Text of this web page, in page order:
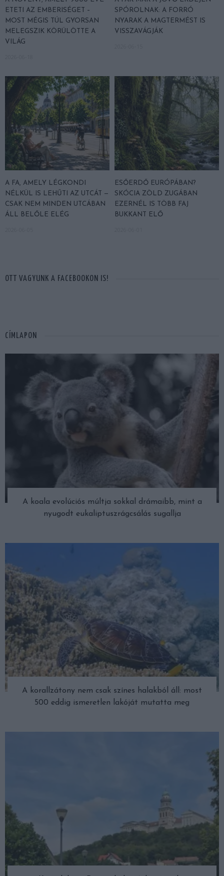
ETETI AZ EMBERISÉGET –
MOST MÉGIS TÚL GYORSAN
MELEGSZIK KÖRÜLÖTTE A
VILÁG
SPÓROLNAK: A FORRÓ
NYARAK A MAGTERMÉST IS
VISSZAVÁGJÁK
A FA, AMELY LÉGKONDI
NÉLKÜL IS LEHŰTI AZ UTCÁT —
CSAK NEM MINDEN UTCÁBAN
ÁLL BELŐLE ELÉG
ESŐERDŐ EURÓPÁBAN?
SKÓCIA ZÖLD ZUGÁBAN
EZERNÉL IS TÖBB FAJ
BUKKANT ELŐ
OTT VAGYUNK A FACEBOOKON IS!
CÍMLAPON
A koala evolúciós múltja sokkal drámaibb, mint a
nyugodt eukaliptuszrágcsálás sugallja
A korallzátony nem csak színes halakból áll: most
500 eddig ismeretlen lakóját mutatta meg